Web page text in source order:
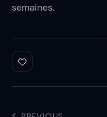
semaines.